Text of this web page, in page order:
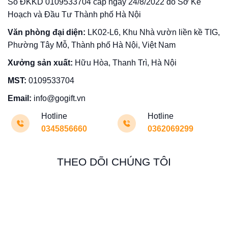
Số ĐKKD 0109533704 cấp ngày 24/8/2022 do Sở Kế
Hoạch và Đầu Tư Thành phố Hà Nội
Văn phòng đại diện: LK02-L6, Khu Nhà vườn liền kề TIG,
Phường Tây Mỗ, Thành phố Hà Nội, Việt Nam
Xưởng sản xuất: Hữu Hòa, Thanh Trì, Hà Nội
MST: 0109533704
Email: info@gogift.vn
Hotline
0345856660
Hotline
0362069299
THEO DÕI CHÚNG TÔI